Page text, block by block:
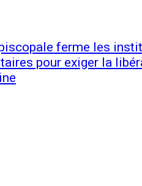
ferme les
pour exiger la